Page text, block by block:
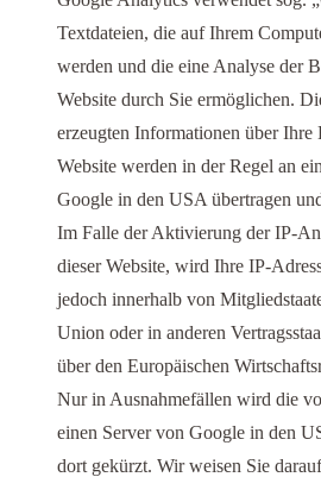
Textdateien, die auf Ihrem
werden und die eine Analyse der
Website durch Sie ermöglichen.
erzeugten Informationen über Ihre
Website werden in der Regel an
Google in den USA übertragen
Im Falle der Aktivierung der IP-
dieser Website, wird Ihre IP-
jedoch innerhalb von
Union oder in anderen
über den Europäischen
Nur in Ausnahmefällen wird die
einen Server von Google in den
dort gekürzt. Wir weisen Sie